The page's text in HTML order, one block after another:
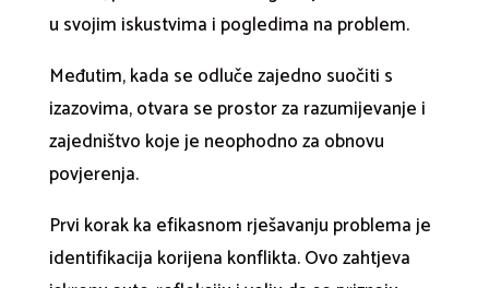
u svojim iskustvima i pogledima na problem.
Međutim, kada se odluče zajedno suočiti s
izazovima, otvara se prostor za razumijevanje i
zajedništvo koje je neophodno za obnovu
povjerenja.
Prvi korak ka efikasnom rješavanju problema je
identifikacija korijena konflikta. Ovo zahtjeva